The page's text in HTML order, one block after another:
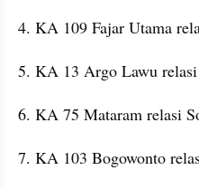
4. KA 109 Fajar Utama
5. KA 13 Argo Lawu
6. KA 75 Mataram relasi
7. KA 103 Bogowonto